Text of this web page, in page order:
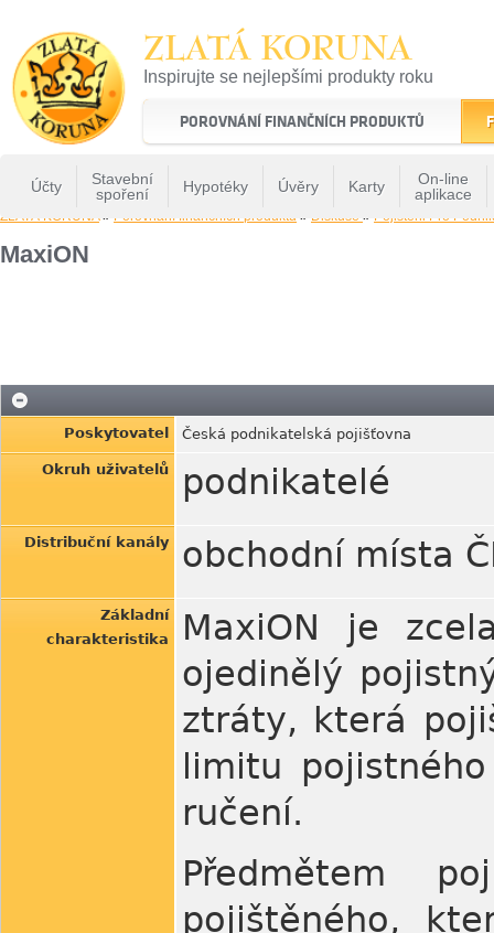
ZLATÁ KORUNA
Inspirujte se nejlepšími produkty roku
22 let tradice a kvality na finančním trhu
POROVNÁNÍ FINANČNÍCH PRODUKTŮ
Účty
Stavební
spoření
Hypotéky Úvěry Karty
On-line
aplikace
ZLATÁ KORUNA» Porovnání finančních produktů » Diskuse » Pojisteni Pro
MaxiON
Poskytovatel Česká podnikatelská pojišťovna
Okruh uživatelů podnikatelé
Distribuční kanály obchodní místa
Základní
charakteristika
MaxiON je
ojedinělý
ztráty, která
limitu
ručení.
Předmětem
pojištěného,